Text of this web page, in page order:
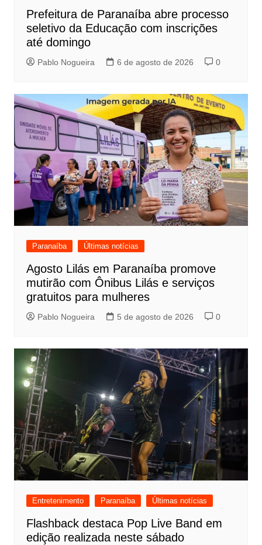
Prefeitura de Paranaíba abre processo
seletivo da Educação com inscrições
até domingo
Pablo Nogueira 6 de agosto de 2026 0
Paranaíba Últimas notícias
Agosto Lilás em Paranaíba promove
mutirão com Ônibus Lilás e serviços
gratuitos para mulheres
Pablo Nogueira 5 de agosto de 2026 0
Entretenimento Paranaíba Últimas notícias
Flashback destaca Pop Live Band em
edição realizada neste sábado